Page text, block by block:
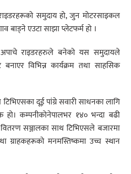
समुदाय हो, जुन मोटरसाइकल
बाड्ने एउटा साझा प्लेटफर्म हो ।
अपाचे राइडरहरुले बनेको यस समुदायले
विभिन्न कार्यक्रम तथा साहसिक
टिभिएसका दूई पांग्रे सवारी साधनका लागि
कम्पनीकोनेपालभर १४० भन्दा बढी
वितरण सञ्जालका साथ टिभिएसले बजारमा
मनमस्तिष्कमा उच्च स्थान